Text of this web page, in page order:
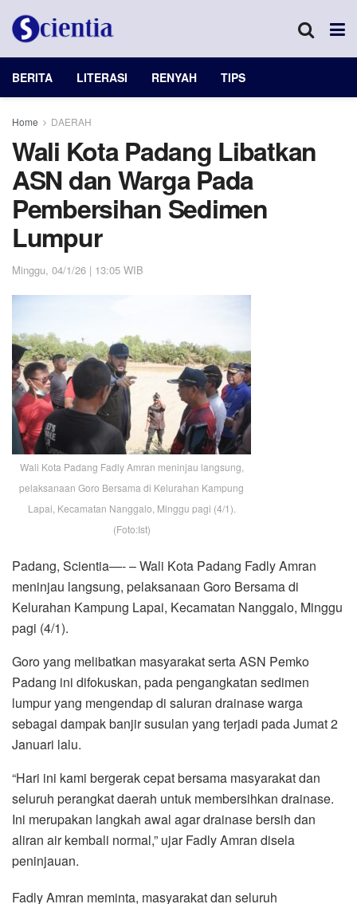
BERITA LITERASI RENYAH TIPS
Home DAERAH
Wali Kota Padang Libatkan
ASN dan Warga Pada
Pembersihan Sedimen
Lumpur
Minggu, 04/1/26 | 13:05 WIB
Wali Kota Padang Fadly Amran meninjau langsung,
pelaksanaan Goro Bersama di Kelurahan Kampung
Lapai, Kecamatan Nanggalo, Minggu pagi (4/1).
(Foto:Ist)
Padang, Scientia—- – Wali Kota Padang Fadly Amran
meninjau langsung, pelaksanaan Goro Bersama di
Kelurahan Kampung Lapai, Kecamatan Nanggalo, Minggu
pagi (4/1).
Goro yang melibatkan masyarakat serta ASN Pemko
Padang ini difokuskan, pada pengangkatan sedimen
lumpur yang mengendap di saluran drainase warga
sebagai dampak banjir susulan yang terjadi pada Jumat 2
Januari lalu.
“Hari ini kami bergerak cepat bersama masyarakat dan
seluruh perangkat daerah untuk membersihkan drainase.
Ini merupakan langkah awal agar drainase bersih dan
aliran air kembali normal,” ujar Fadly Amran disela
peninjauan.
Fadly Amran meminta, masyarakat dan seluruh